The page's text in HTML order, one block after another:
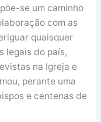
se um caminho
com as
quaisquer
legais do país,
na Igreja e
perante uma
e centenas de